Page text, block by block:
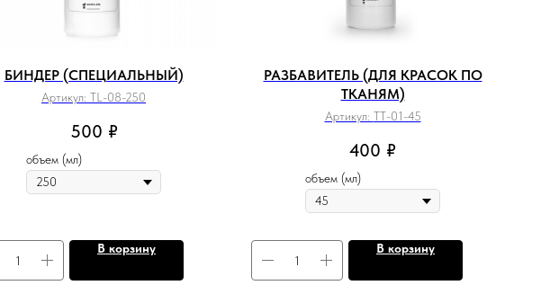
БИНДЕР (СПЕЦИАЛЬНЫЙ)
Артикул: TL-08-250
500 ₽
объем (мл)
В корзину
РАЗБАВИТЕЛЬ (ДЛЯ КРАСОК ПО
ТКАНЯМ)
Артикул: TT-01-45
400 ₽
объем (мл)
В корзину